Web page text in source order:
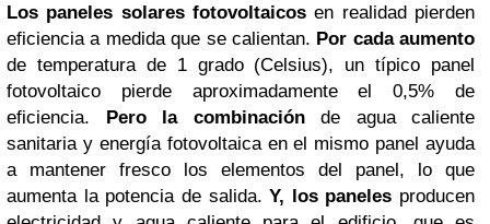
Los paneles solares fotovoltaicos en realidad pierden
eficiencia a medida que se calientan. Por cada aumento
de temperatura de 1 grado (Celsius), un típico panel
fotovoltaico pierde aproximadamente el 0,5% de
eficiencia. Pero la combinaciónde agua caliente
sanitaria y energía fotovoltaica en el mismo panel ayuda
a mantener fresco los elementos del panel, lo que
aumenta la potencia de salida.Y, los paneles producen